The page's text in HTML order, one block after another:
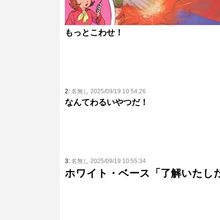
もっとこわせ！
2: 名無し 2025/09/19 10:54:26
なんてわるいやつだ！
3: 名無し 2025/09/19 10:55:34
ホワイト・ベース「了解いたし